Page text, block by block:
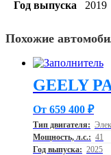
Год выпуска 2019
Похожие
GEELY
От 659 400 ₽
Тип двигателя:
Мощность, л.с.: 41
Год выпуска: 2025